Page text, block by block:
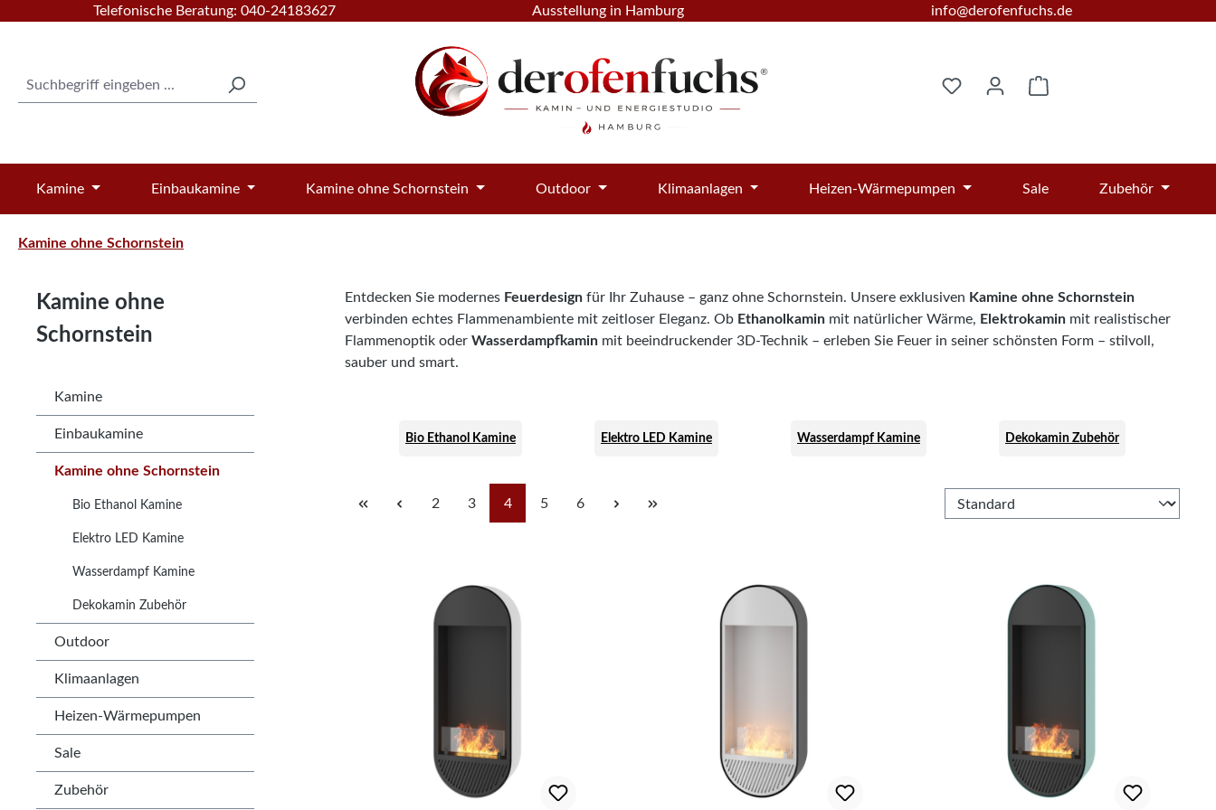
Hauptinhalt springen
Zur Suche springen
Zur Hauptnavigation springen
Telefonische Beratung: 040-24183627 Ausstellung in Hamburg info@derofenfuchs.de
Warenkorb enthält 0
Kamine Einbaukamine Kamine ohne Schornstein Outdoor Klimaanlagen Heizen-Wärmepumpen Sale Zubehör
Kamine ohne Schornstein
Kamine ohne
Schornstein
Kamine
Einbaukamine
Kamine ohne Schornstein
Bio Ethanol Kamine
Elektro LED Kamine
Wasserdampf Kamine
Dekokamin Zubehör
Outdoor
Klimaanlagen
Heizen-Wärmepumpen
Sale
Zubehör
Entdecken Sie modernes Feuerdesign für Ihr Zuhause – ganz ohne Schornstein. Unsere exklusiven Kamine ohne Schornstein
verbinden echtes Flammenambiente mit zeitloser Eleganz. Ob Ethanolkamin mit natürlicher Wärme, Elektrokamin mit realistischer
Flammenoptik oder Wasserdampfkamin mit beeindruckender 3D-Technik – erleben Sie Feuer in seiner schönsten Form – stilvoll,
sauber und smart.
Bio Ethanol Kamine Elektro LED Kamine Wasserdampf Kamine Dekokamin Zubehör
Seite
2 Seite
3 Seite
4 Seite
5 Seite
6